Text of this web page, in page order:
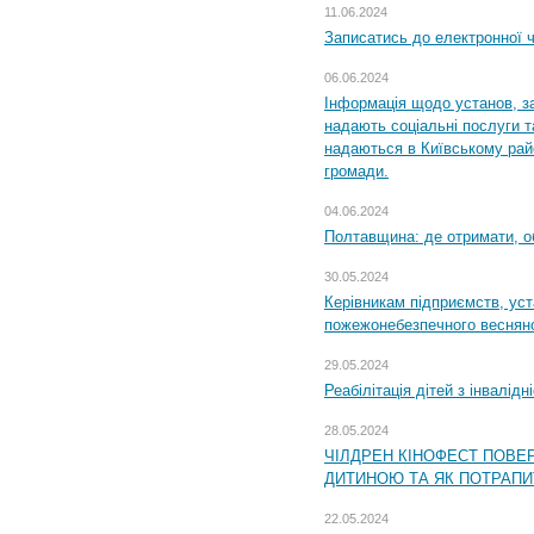
11.06.2024
Записатись до електронної
06.06.2024
Інформація щодо установ,
надають соціальні послуги
надаються в Київському
громади.
04.06.2024
Полтавщина: де отримати,
30.05.2024
Керівникам підприємств,
пожежонебезпечного
29.05.2024
Реабілітація дітей з
28.05.2024
ЧІЛДРЕН КІНОФЕСТ
ДИТИНОЮ ТА ЯК
22.05.2024